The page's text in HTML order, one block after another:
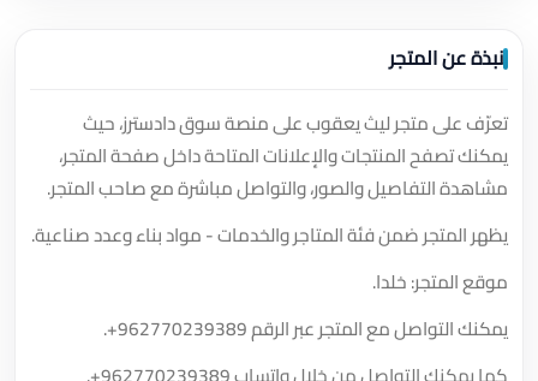
نبذة عن المتجر
تعرّف على متجر ليث يعقوب على منصة سوق دادسترز، حيث
يمكنك تصفح المنتجات والإعلانات المتاحة داخل صفحة المتجر،
مشاهدة التفاصيل والصور، والتواصل مباشرة مع صاحب المتجر.
يظهر المتجر ضمن فئة المتاجر والخدمات - مواد بناء وعدد صناعية.
موقع المتجر: خلدا.
يمكنك التواصل مع المتجر عبر الرقم+962770239389
.